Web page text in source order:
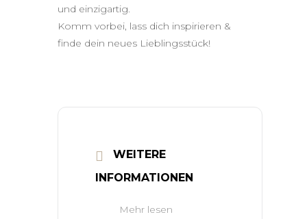
und einzigartig.
Komm vorbei, lass dich inspirieren &
finde dein neues Lieblingsstück!
WEITERE
INFORMATIONEN
Mehr lesen